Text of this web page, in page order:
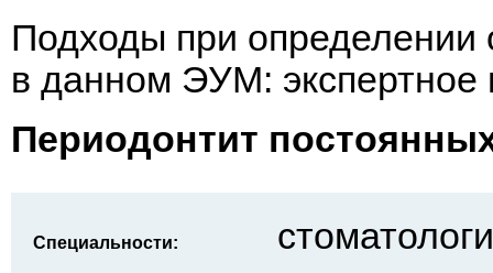
Подходы при определении
в данном ЭУМ: экспертное
Периодонтит
Специальности: